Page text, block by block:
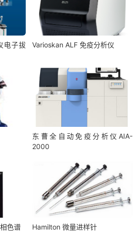
电子拔
Varioskan ALF 免疫分析仪
东曹全自动免疫分析仪AIA-
2000
色谱 Hamilton 微量进样针